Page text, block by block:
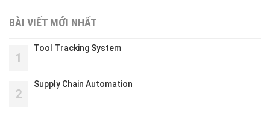
BÀI VIẾT MỚI NHẤT
1
Tool Tracking System
2
Supply Chain Automation